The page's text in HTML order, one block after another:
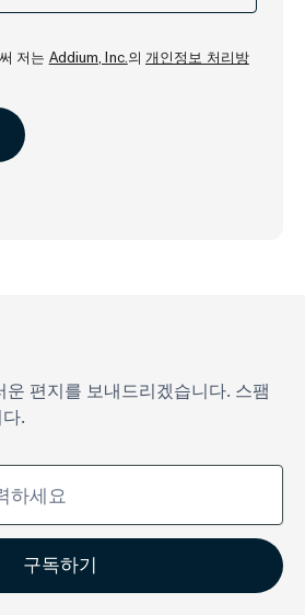
저는 Addium, Inc.의개인정보 처리방
편지를 보내드리겠습니다. 스팸
.